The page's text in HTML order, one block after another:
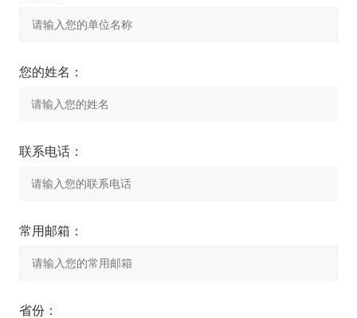
您的姓名：
联系电话：
常用邮箱：
省份：